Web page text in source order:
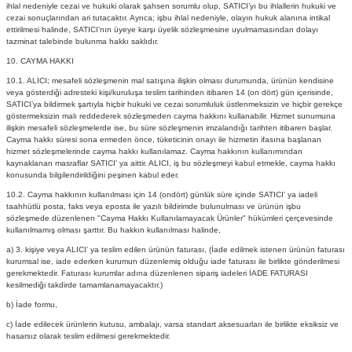
ihlal nedeniyle cezai ve hukuki olarak şahsen sorumlu olup, SATICI’yı bu ihlallerin hukuki ve
cezai sonuçlarından ari tutacaktır. Ayrıca; işbu ihlal nedeniyle, olayın hukuk alanına intikal
ettirilmesi halinde, SATICI’nın üyeye karşı üyelik sözleşmesine uyulmamasından dolayı
tazminat talebinde bulunma hakkı saklıdır.
10. CAYMA HAKKI
10.1. ALICI; mesafeli sözleşmenin mal satışına ilişkin olması durumunda, ürünün kendisine
veya gösterdiği adresteki kişi/kuruluşa teslim tarihinden itibaren 14 (on dört) gün içerisinde,
SATICI’ya bildirmek şartıyla hiçbir hukuki ve cezai sorumluluk üstlenmeksizin ve hiçbir gerekçe
göstermeksizin malı reddederek sözleşmeden cayma hakkını kullanabilir. Hizmet sunumuna
ilişkin mesafeli sözleşmelerde ise, bu süre sözleşmenin imzalandığı tarihten itibaren başlar.
Cayma hakkı süresi sona ermeden önce, tüketicinin onayı ile hizmetin ifasına başlanan
hizmet sözleşmelerinde cayma hakkı kullanılamaz. Cayma hakkının kullanımından
kaynaklanan masraflar SATICI’ ya aittir. ALICI, iş bu sözleşmeyi kabul etmekle, cayma hakkı
konusunda bilgilendirildiğini peşinen kabul eder.
10.2. Cayma hakkının kullanılması için 14 (ondört) günlük süre içinde SATICI' ya iadeli
taahhütlü posta, faks veya eposta ile yazılı bildirimde bulunulması ve ürünün işbu
sözleşmede düzenlenen "Cayma Hakkı Kullanılamayacak Ürünler" hükümleri çerçevesinde
kullanılmamış olması şarttır. Bu hakkın kullanılması halinde,
a) 3. kişiye veya ALICI’ ya teslim edilen ürünün faturası, (İade edilmek istenen ürünün faturası
kurumsal ise, iade ederken kurumun düzenlemiş olduğu iade faturası ile birlikte gönderilmesi
gerekmektedir. Faturası kurumlar adına düzenlenen sipariş iadeleri İADE FATURASI
kesilmediği takdirde tamamlanamayacaktır.)
b) İade formu,
c) İade edilecek ürünlerin kutusu, ambalajı, varsa standart aksesuarları ile birlikte eksiksiz ve
hasarsız olarak teslim edilmesi gerekmektedir.